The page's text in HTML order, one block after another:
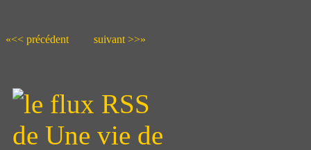
«<< précédent suivant >>»